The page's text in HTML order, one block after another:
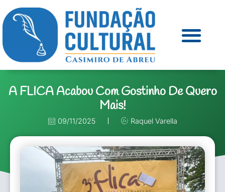
A FLICA Acabou Com Gostinho De Quero
Mais!
09/11/2025 Raquel Varella